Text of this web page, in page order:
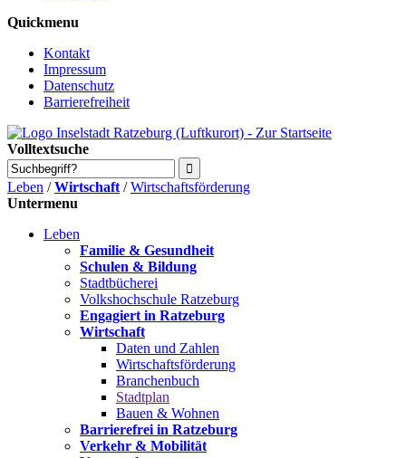
Quickmenu
Kontakt
Impressum
Datenschutz
Barrierefreiheit
Volltextsuche
Leben /Wirtschaft /Wirtschaftsförderung
Untermenu
Leben
Familie & Gesundheit
Schulen & Bildung
Stadtbücherei
Volkshochschule Ratzeburg
Engagiert in Ratzeburg
Wirtschaft
Daten und Zahlen
Wirtschaftsförderung
Branchenbuch
Stadtplan
Bauen & Wohnen
Barrierefrei in Ratzeburg
Verkehr & Mobilität